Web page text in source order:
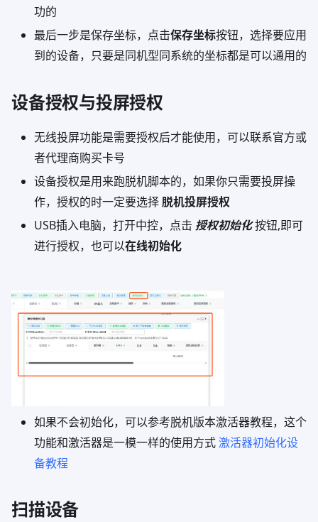
功的
最后一步是保存坐标，点击保存坐标按钮，选择要应用
到的设备，只要是同机型同系统的坐标都是可以通用的
设备授权与投屏授权
无线投屏功能是需要授权后才能使用，可以联系官方或
者代理商购买卡号
设备授权是用来跑脱机脚本的，如果你只需要投屏操
作，授权的时一定要选择脱机投屏授权
USB插入电脑，打开中控，点击 授权初始化按钮,即可
进行授权，也可以在线初始化
如果不会初始化，可以参考脱机版本激活器教程，这个
功能和激活器是一模一样的使用方式激活器初始化设
备教程
扫描设备